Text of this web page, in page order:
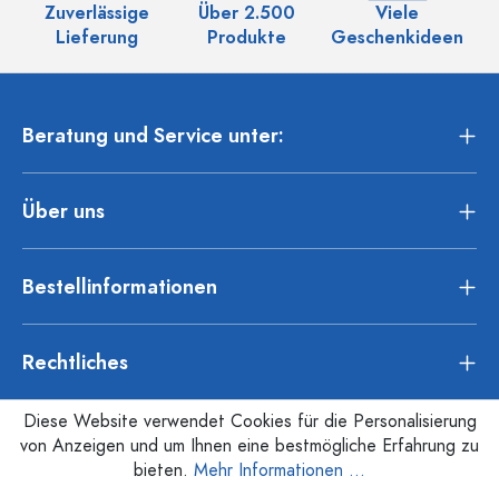
Zuverlässige
Lieferung
Über 2.500
Produkte
Viele
Geschenkideen
Beratung und Service unter:
Über uns
Bestellinformationen
Rechtliches
Diese Website verwendet Cookies für die Personalisierung
von Anzeigen und um Ihnen eine bestmögliche Erfahrung zu
bieten. Mehr Informationen ...